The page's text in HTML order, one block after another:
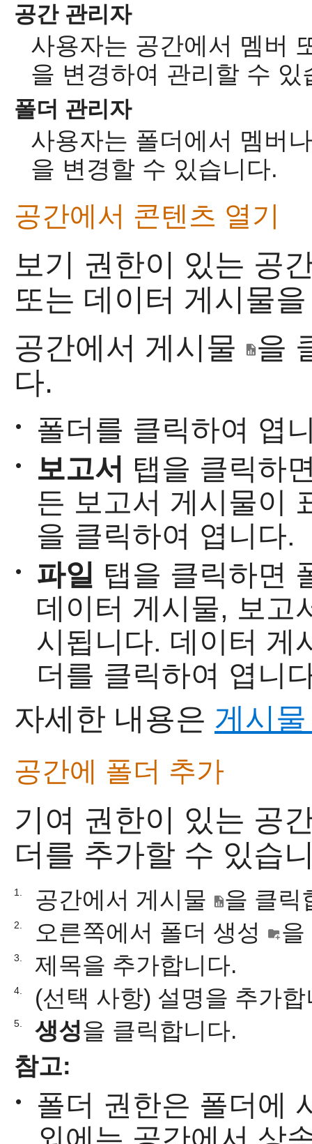
공간 관리자
사용자는 공간에서 멤버
을 변경하여 관리할 수 있
폴더 관리자
사용자는 폴더에서 멤버
을 변경할 수 있습니다.
공간에서 콘텐츠 열기
보기 권한이 있는 공
또는 데이터 게시물
공간에서 게시물
을
다.
• 폴더를 클릭하여 엽
• 보고서 탭을 클릭하
든 보고서 게시물이
을 클릭하여 엽니다.
• 파일 탭을 클릭하면
데이터 게시물, 보고
시됩니다. 데이터 게
더를 클릭하여 엽니
자세한 내용은 게시
공간에 폴더 추가
기여 권한이 있는 공
더를 추가할 수 있습
1. 공간에서 게시물 을 클릭
2. 오른쪽에서 폴더 생성 을
3. 제목을 추가합니다.
4. (선택 사항) 설명을 추가합
5. 생성을 클릭합니다.
참고:
•
폴더 권한은 폴더에